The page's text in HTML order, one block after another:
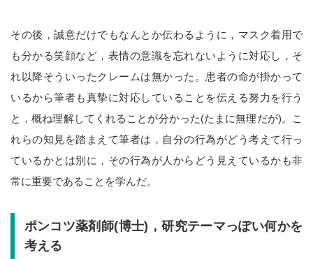
その後，誠意だけでもなんとか伝わるように，マスク着用で
も分かる笑顔など，表情の意識を忘れないように対応し，そ
れ以降そういったクレームは無かった。患者の命が掛かって
いるから筆者も真摯に対応していることを伝える努力を行う
と，概ね理解してくれることが分かった(たまに無理だが)。こ
れらの知見を踏まえて筆者は，自分の行為がどう考えて行っ
ているかとは別に，その行為が人からどう見えているかも非
常に重要であることを学んだ。
ポンコツ薬剤師(博士)，研究テーマっぽい何かを
考える